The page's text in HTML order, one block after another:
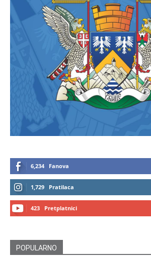
6,234 Fanova
1,729 Pratilaca
423 Pretplatnici
POPULARNO